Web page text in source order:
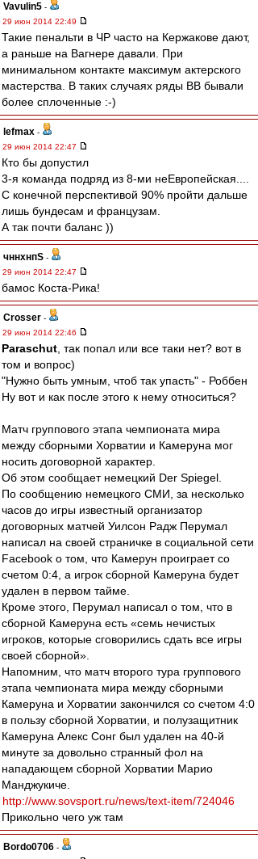
Vavulin5 -
29 июн 2014 22:49
Такие пенальти в ЧР часто на Кержакове дают,
а раньше на Вагнере давали. При
минимальном контакте максимум актерского
мастерства. В таких случаях ряды ВВ бывали
более сплоченные :-)
lefmax -
29 июн 2014 22:47
Кто бы допустил
3-я команда подряд из 8-ми неЕвропейская....
С конечной перспективой 90% пройти дальше
лишь бундесам и французам.
А так почти баланс ))
чннхнпS -
29 июн 2014 22:47
бамос Коста-Рика!
Crosser -
29 июн 2014 22:46
Paraschut , так попал или все таки нет? вот в
том и вопрос)
"Нужно быть умным, чтоб так упасть" - Роббен
Ну вот и как после этого к нему относиться?
Матч группового этапа чемпионата мира
между сборными Хорватии и Камеруна мог
носить договорной характер.
Об этом сообщает немецкий Der Spiegel.
По сообщению немецкого СМИ, за несколько
часов до игры известный организатор
договорных матчей Уилсон Радж Перумал
написал на своей страничке в социальной сети
Facebook о том, что Камерун проиграет со
счетом 0:4, а игрок сборной Камеруна будет
удален в первом тайме.
Кроме этого, Перумал написал о том, что в
сборной Камеруна есть «семь нечистых
игроков, которые сговорились сдать все игры
своей сборной».
Напомним, что матч второго тура группового
этапа чемпионата мира между сборными
Камеруна и Хорватии закончился со счетом 4:0
в пользу сборной Хорватии, и полузащитник
Камеруна Алекс Сонг был удален на 40-й
минуте за довольно странный фол на
нападающем сборной Хорватии Марио
Манджукиче.
http://www.sovsport.ru/news/text-item/724046
Прикольно чего уж там
Bordo0706 -